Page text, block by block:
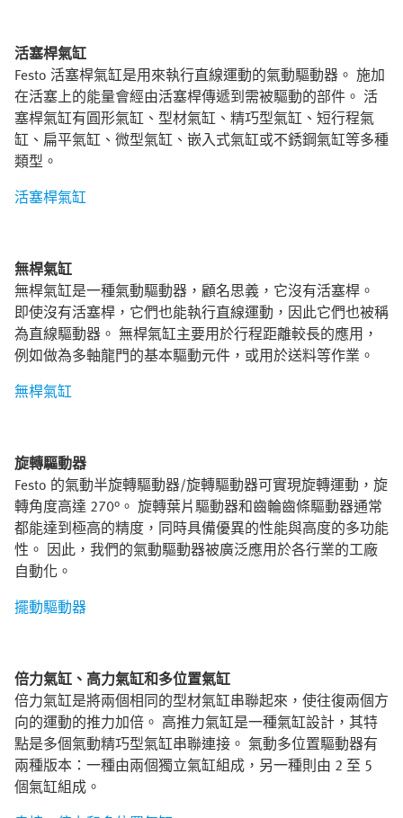
活塞桿氣缸
Festo 活塞桿氣缸是用來執行直線運動的氣動驅動器。 施加
在活塞上的能量會經由活塞桿傳遞到需被驅動的部件。 活
塞桿氣缸有圓形氣缸、型材氣缸、精巧型氣缸、短行程氣
缸、扁平氣缸、微型氣缸、嵌入式氣缸或不銹鋼氣缸等多種
類型。
活塞桿氣缸
無桿氣缸
無桿氣缸是一種氣動驅動器，顧名思義，它沒有活塞桿。
即使沒有活塞桿，它們也能執行直線運動，因此它們也被稱
為直線驅動器。 無桿氣缸主要用於行程距離較長的應用，
例如做為多軸龍門的基本驅動元件，或用於送料等作業。
無桿氣缸
旋轉驅動器
Festo 的氣動半旋轉驅動器/旋轉驅動器可實現旋轉運動，旋
轉角度高達 270°。 旋轉葉片驅動器和齒輪齒條驅動器通常
都能達到極高的精度，同時具備優異的性能與高度的多功能
性。 因此，我們的氣動驅動器被廣泛應用於各行業的工廠
自動化。
擺動驅動器
倍力氣缸、高力氣缸和多位置氣缸
倍力氣缸是將兩個相同的型材氣缸串聯起來，使往復兩個方
向的運動的推力加倍。 高推力氣缸是一種氣缸設計，其特
點是多個氣動精巧型氣缸串聯連接。 氣動多位置驅動器有
兩種版本：一種由兩個獨立氣缸組成，另一種則由 2 至 5
個氣缸組成。